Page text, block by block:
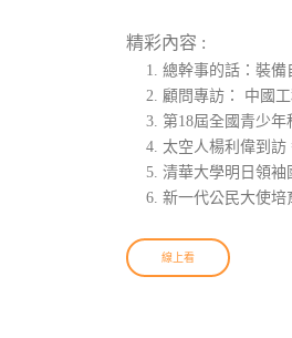
精彩內容 :
總幹事的話：裝備
顧問專訪： 中國
第18屆全國青少
太空人楊利偉到訪
清華大學明日領袖
新一代公民大使培
線上看